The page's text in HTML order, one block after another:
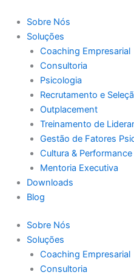
para
conteúdo
Sobre Nós
Soluções
Coaching Empresarial
Consultoria
Psicologia
Recrutamento e
Outplacement
Treinamento de
Gestão de Fatores
Cultura &
Mentoria Executiva
Downloads
Blog
Sobre Nós
Soluções
Coaching Empresarial
Consultoria